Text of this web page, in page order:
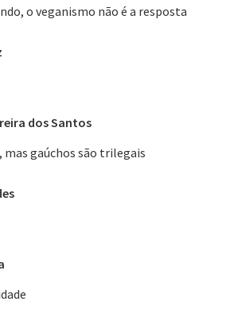
o veganismo não é a resposta
dos Santos
mas gaúchos são trilegais